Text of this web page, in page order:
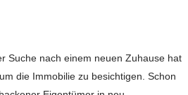
Suche nach einem neuen Zuhause hat
die Immobilie zu besichtigen. Schon